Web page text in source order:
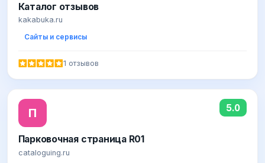
Каталог отзывов
kakabuka.ru
Сайты и сервисы
1 отзывов
П 5.0
Парковочная страница R01
cataloguing.ru